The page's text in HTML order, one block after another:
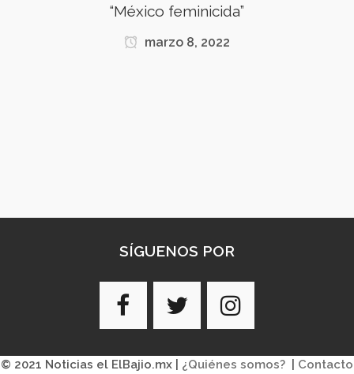
“México feminicida”
marzo 8, 2022
SÍGUENOS POR
© 2021 Noticias el ElBajio.mx | ¿Quiénes somos? Contacto